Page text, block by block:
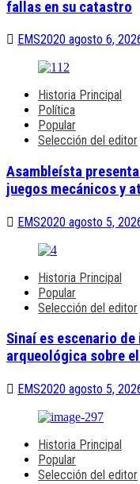
fallas en su catastro
EMS2020 agosto 6,
Historia Principal
Política
Popular
Selección del editor
Asambleísta
juegos mecánicos y
EMS2020 agosto 5,
Historia Principal
Popular
Selección del editor
Sinaí es escenario
arqueológica sobre
EMS2020 agosto 5,
Historia Principal
Popular
Selección del editor